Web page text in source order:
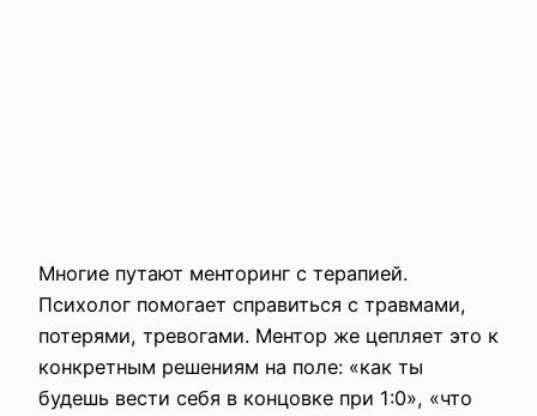
Многие путают менторинг с терапией.
Психолог помогает справиться с травмами,
потерями, тревогами. Ментор же цепляет это к
конкретным решениям на поле: «как ты
будешь вести себя в концовке при 1:0», «что